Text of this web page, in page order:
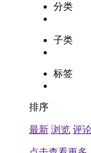
分类
子类
标签
排序
最新 浏览 评